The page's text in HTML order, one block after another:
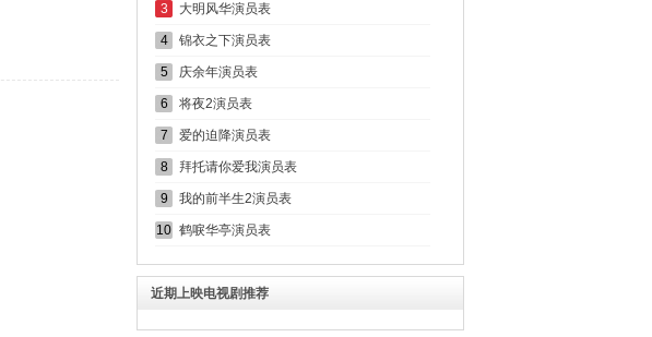
3 大明风华演员表
4 锦衣之下演员表
5 庆余年演员表
6 将夜2演员表
7 爱的迫降演员表
8 拜托请你爱我演员表
9 我的前半生2演员表
10 鹤唳华亭演员表
近期上映电视剧推荐